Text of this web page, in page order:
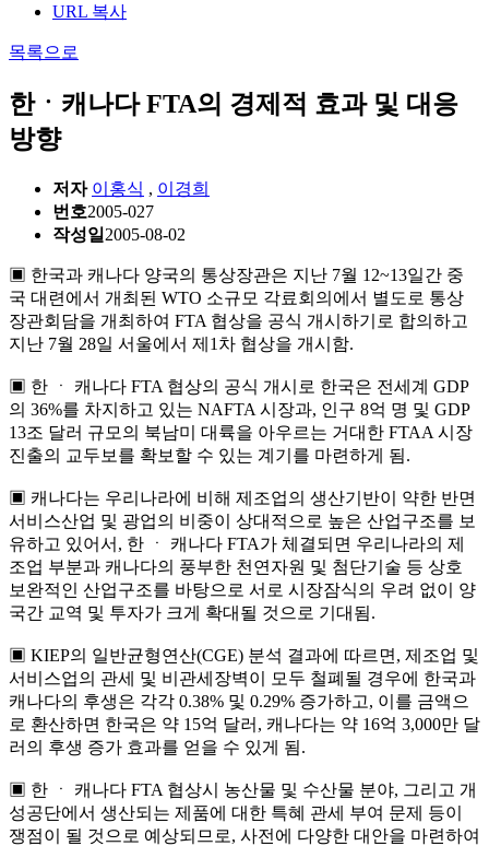
URL 복사
목록으로
한ㆍ캐나다 FTA의 경제적 효과 및 대응
방향
저자 이홍식 , 이경희
번호2005-027
작성일 2005-08-02
▣ 한국과 캐나다 양국의 통상장관은 지난 7월 12~13일간 중
국 대련에서 개최된 WTO 소규모 각료회의에서 별도로 통상
장관회담을 개최하여 FTA 협상을 공식 개시하기로 합의하고
지난 7월 28일 서울에서 제1차 협상을 개시함.
▣ 한 ㆍ 캐나다 FTA 협상의 공식 개시로 한국은 전세계 GDP
의 36%를 차지하고 있는 NAFTA 시장과, 인구 8억 명 및 GDP
13조 달러 규모의 북남미 대륙을 아우르는 거대한 FTAA 시장
진출의 교두보를 확보할 수 있는 계기를 마련하게 됨.
▣ 캐나다는 우리나라에 비해 제조업의 생산기반이 약한 반면
서비스산업 및 광업의 비중이 상대적으로 높은 산업구조를 보
유하고 있어서, 한 ㆍ 캐나다 FTA가 체결되면 우리나라의 제
조업 부분과 캐나다의 풍부한 천연자원 및 첨단기술 등 상호
보완적인 산업구조를 바탕으로 서로 시장잠식의 우려 없이 양
국간 교역 및 투자가 크게 확대될 것으로 기대됨.
▣ KIEP의 일반균형연산(CGE) 분석 결과에 따르면, 제조업 및
서비스업의 관세 및 비관세장벽이 모두 철폐될 경우에 한국과
캐나다의 후생은 각각 0.38% 및 0.29% 증가하고, 이를 금액으
로 환산하면 한국은 약 15억 달러, 캐나다는 약 16억 3,000만 달
러의 후생 증가 효과를 얻을 수 있게 됨.
▣ 한 ㆍ 캐나다 FTA 협상시 농산물 및 수산물 분야, 그리고 개
성공단에서 생산되는 제품에 대한 특혜 관세 부여 문제 등이
쟁점이 될 것으로 예상되므로, 사전에 다양한 대안을 마련하여